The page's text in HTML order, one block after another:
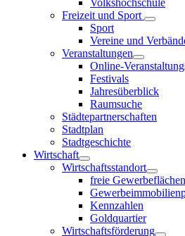
Volkshochschule
Freizeit und Sport
Sport
Vereine und
Veranstaltungen
Online-
Festivals
Jahresüberblick
Raumsuche
Städtepartnerschaften
Stadtplan
Stadtgeschichte
Wirtschaft
Wirtschaftsstandort
freie Gewerbeflächen
Kennzahlen
Goldquartier
Wirtschaftsförderung